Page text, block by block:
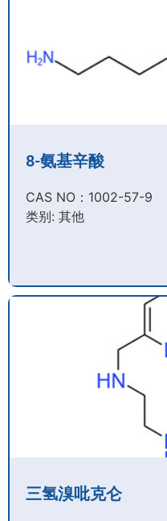
8-氨基辛酸
CAS NO：1002-57-9​
类别: 其他
三氢溴吡克仑